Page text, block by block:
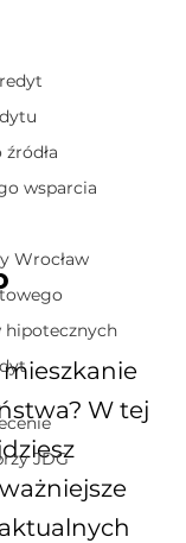
wsparcia
Wrocław
JDG
W tej